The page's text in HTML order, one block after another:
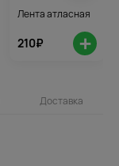
Лента атласная
210₽ +
Доставка